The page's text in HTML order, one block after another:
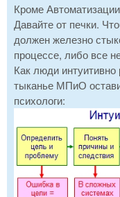
Кроме
Давайте от печки.
должен железно
процессе, либо все
Как люди
тыканье МПиО
психологи: